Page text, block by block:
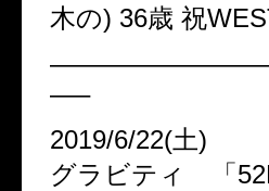
木の) 36歳 祝
—–
2019/6/22(土)
グラビティ 「